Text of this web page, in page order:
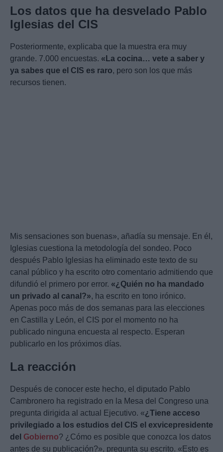
Los datos que ha desvelado Pablo
Iglesias del CIS
Posteriormente, explicaba que la muestra era muy
grande. 7.000 encuestas. «La cocina… vete a saber y
ya sabes que el CIS es raro, pero son los que más
recursos tienen.
Mis sensaciones son buenas», añadía su mensaje. En él,
Iglesias cuestiona la metodología del sondeo. Poco
después Pablo Iglesias ha eliminado este texto de su
canal público y ha escrito otro comentario admitiendo que
difundió el primero por error. «¿Quién no ha mandado
un privado al canal?», ha escrito en tono irónico.
Apenas poco más de dos semanas para las elecciones
en Castilla y León, el CIS por el momento no ha
publicado ninguna encuesta al respecto. Esperan
publicarlo en los próximos días.
La reacción
Después de conocer este hecho, el diputado Pablo
Cambronero ha registrado en la Mesa del Congreso una
pregunta dirigida al actual Ejecutivo. «¿Tiene acceso
privilegiado a los estudios del CIS el exvicepresidente
del Gobierno? ¿Cómo es posible que conozca los datos
antes de su publicación?», pregunta su escrito. «Esto es